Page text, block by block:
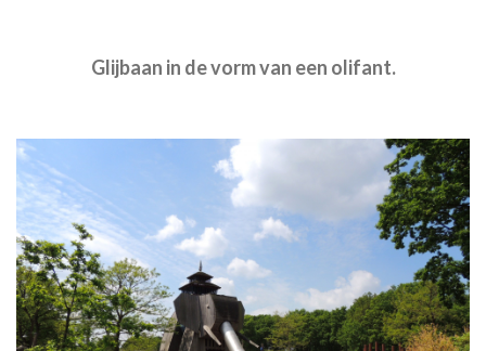
Glijbaan in de vorm van een olifant.